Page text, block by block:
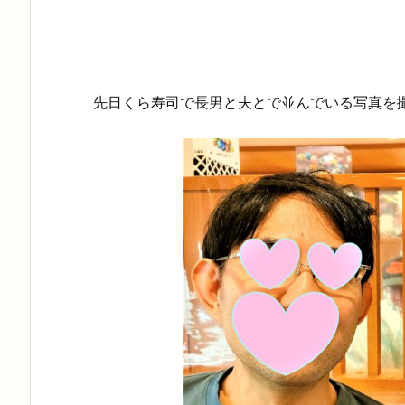
先日くら寿司で長男と夫とで並んでいる写真を